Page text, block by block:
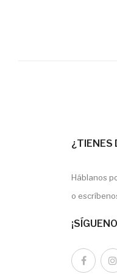
¿TIENES
Háblanos
o